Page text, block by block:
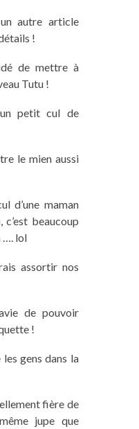
autre article
!
de mettre à
Tutu !
petit cul de
le mien aussi
d’une maman
beaucoup
…. lol
assortir nos
de pouvoir
!
gens dans la
fière de
jupe que